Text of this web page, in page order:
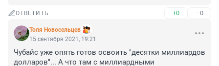
ОТВЕТИТЬ +0 –0
Толя Новосельцев
15 сентября 2021, 19:21
Чубайс уже опять готов освоить "десятки миллиардов
долларов"... А что там с миллиардными